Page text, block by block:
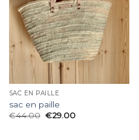
SAC EN PAILLE
sac en paille
€44.00 €29.00